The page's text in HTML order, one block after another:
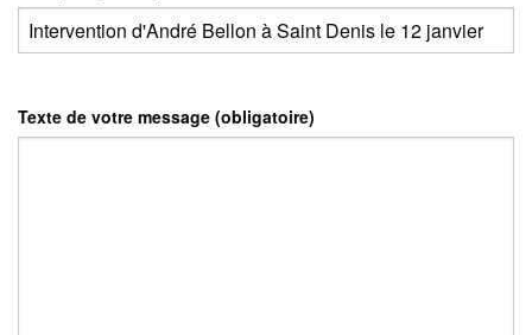
Texte de votre message (obligatoire)